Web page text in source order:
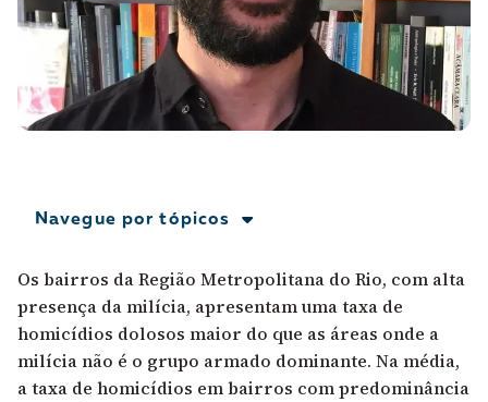
VEJA COMO APOIAR!
Navegue por tópicos
Os bairros da Região Metropolitana do Rio, com alta
presença da milícia, apresentam uma taxa de
homicídios dolosos maior do que as áreas onde a
milícia não é o grupo armado dominante. Na média,
a taxa de homicídios em bairros com predominância